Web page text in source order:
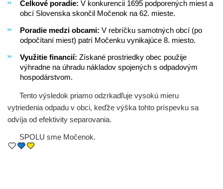
Celkové poradie: V konkurencii 1695 podporených miest a
obcí Slovenska skončil Močenok na 62. mieste.
Poradie medzi obcami: V rebríčku samotných obcí (po
odpočítaní miest) patrí Močenku vynikajúce 8. miesto.
Využitie financií: Získané prostriedky obec použije
výhradne na úhradu nákladov spojených s odpadovým
hospodárstvom.
Tento výsledok priamo odzrkadľuje vysokú mieru
vytriedenia odpadu v obci, keďže výška tohto príspevku sa
odvíja od efektivity separovania.
SPOLU sme Močenok.